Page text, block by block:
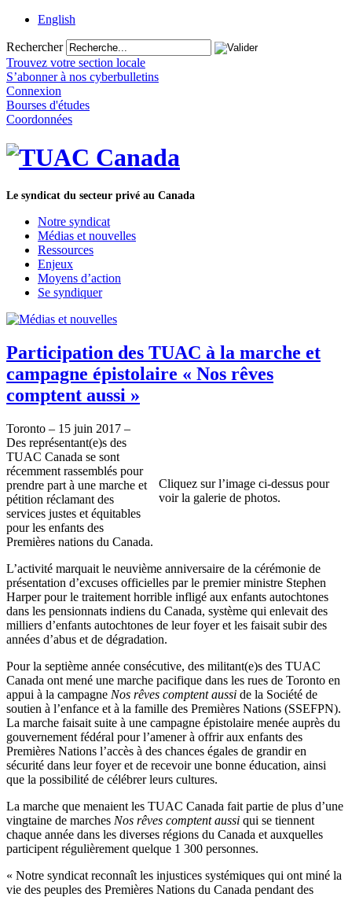
English
Rechercher
Trouvez votre section locale
S’abonner à nos cyberbulletins
Connexion
Bourses d'études
Coordonnées
Le syndicat du secteur privé au Canada
Notre syndicat
Médias et nouvelles
Ressources
Enjeux
Moyens d’action
Se syndiquer
Participation des TUAC à la marche et
campagne épistolaire « Nos rêves
comptent aussi »
Cliquez sur l’image ci-dessus pour
voir la galerie de photos.
Toronto – 15 juin 2017 –
Des représentant(e)s des
TUAC Canada se sont
récemment rassemblés pour
prendre part à une marche et
pétition réclamant des
services justes et équitables
pour les enfants des
Premières nations du Canada.
L’activité marquait le neuvième anniversaire de la cérémonie de
présentation d’excuses officielles par le premier ministre Stephen
Harper pour le traitement horrible infligé aux enfants autochtones
dans les pensionnats indiens du Canada, système qui enlevait des
milliers d’enfants autochtones de leur foyer et les faisait subir des
années d’abus et de dégradation.
Pour la septième année consécutive, des militant(e)s des TUAC
Canada ont mené une marche pacifique dans les rues de Toronto en
appui à la campagne Nos rêves comptent aussi de la Société de
soutien à l’enfance et à la famille des Premières Nations (SSEFPN).
La marche faisait suite à une campagne épistolaire menée auprès du
gouvernement fédéral pour l’amener à offrir aux enfants des
Premières Nations l’accès à des chances égales de grandir en
sécurité dans leur foyer et de recevoir une bonne éducation, ainsi
que la possibilité de célébrer leurs cultures.
La marche que menaient les TUAC Canada fait partie de plus d’une
vingtaine de marches Nos rêves comptent aussi qui se tiennent
chaque année dans les diverses régions du Canada et auxquelles
participent régulièrement quelque 1 300 personnes.
« Notre syndicat reconnaît les injustices systémiques qui ont miné la
vie des peuples des Premières Nations du Canada pendant des